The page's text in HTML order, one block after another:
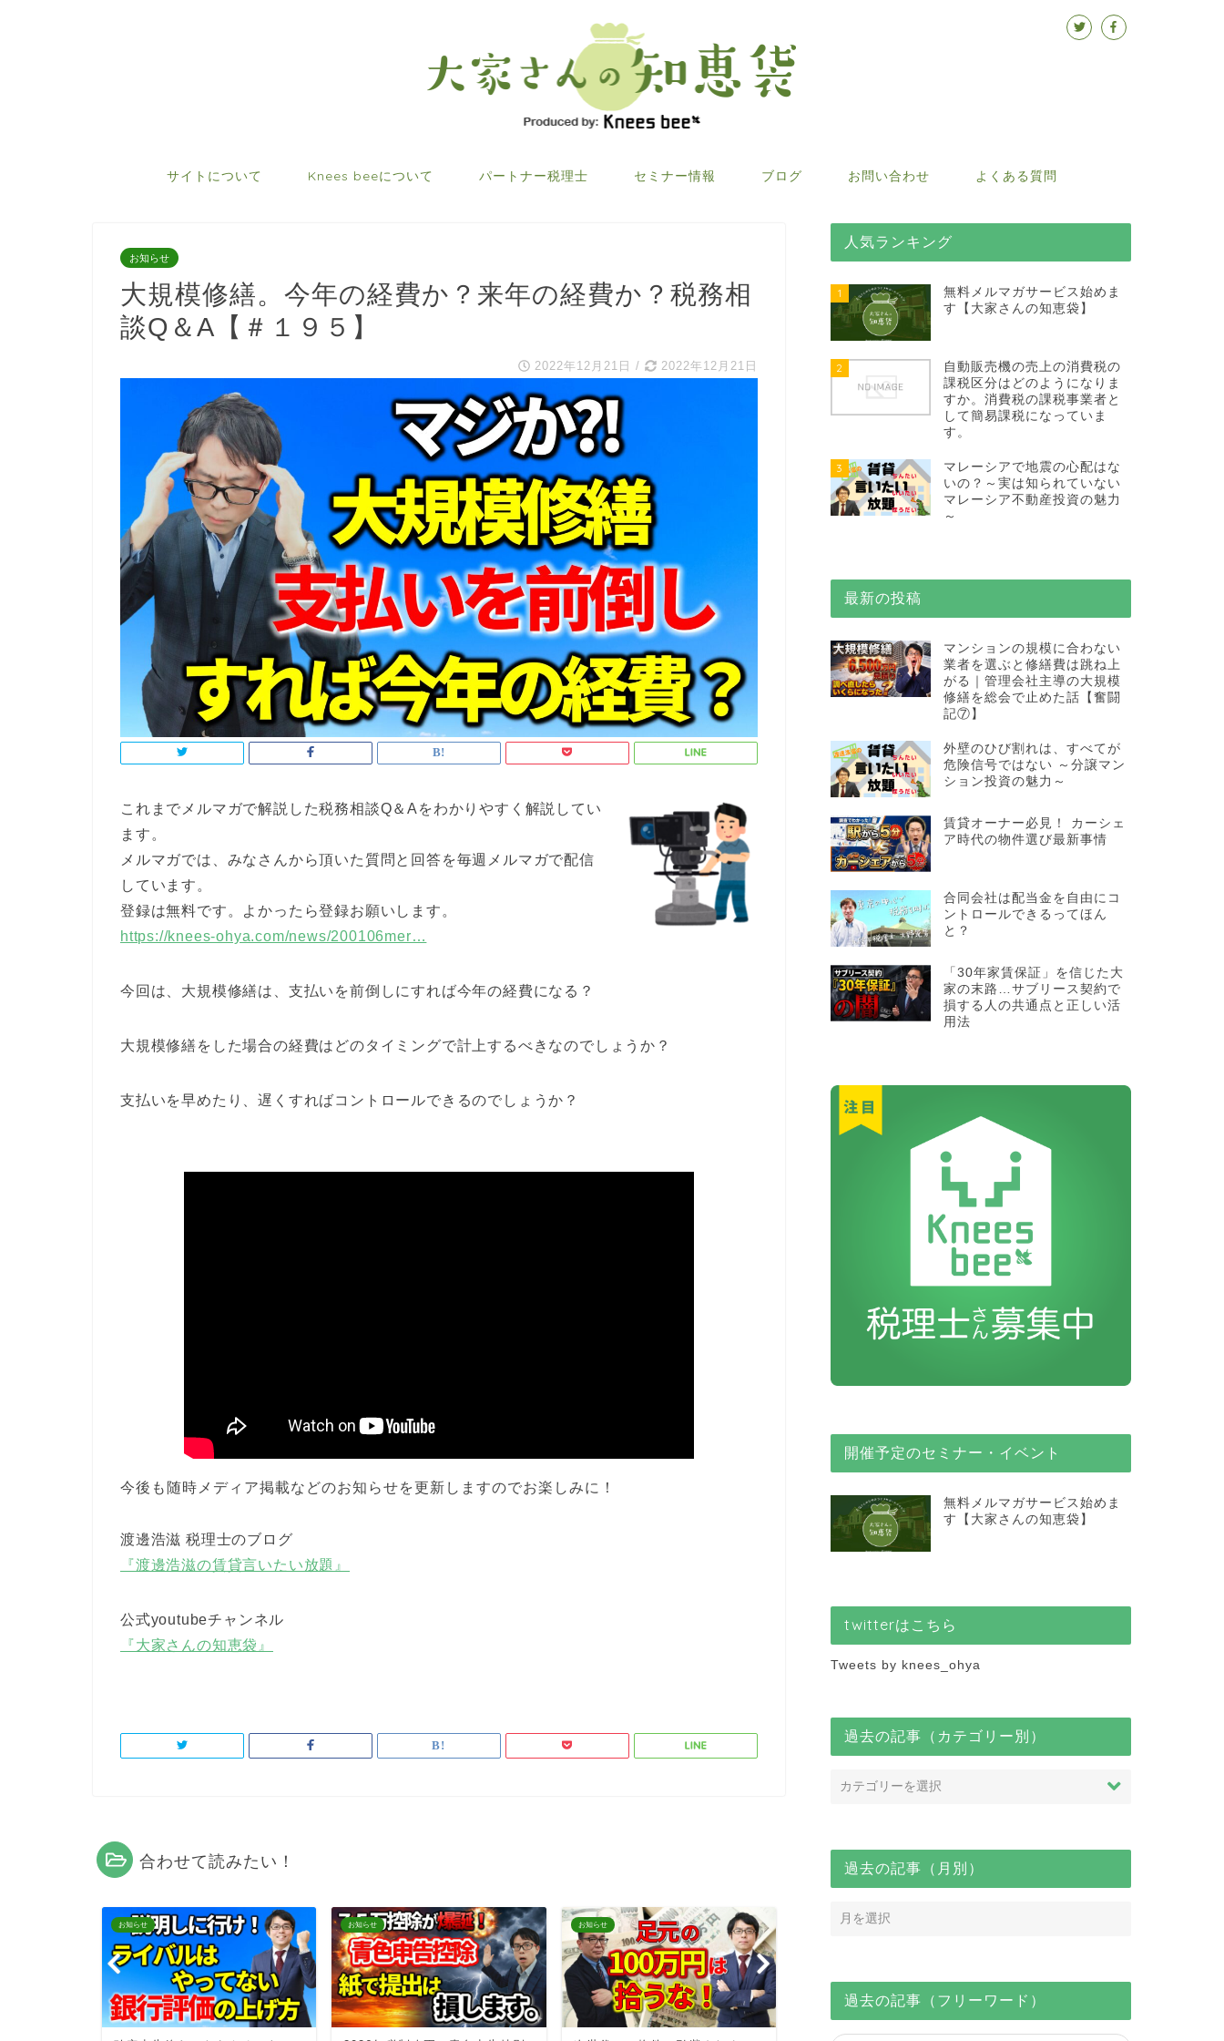
サイトについて Knees beeについて パートナー税理士 セミナー情報 ブログ お問い合わせ よくある質問
お知らせ
大規模修繕。今年の経費か？来年の経費か？税務相
談Q＆A【＃１９５】
2022年12月21日 / 2022年12月21日
これまでメルマガで解説した税務相談Q＆Aをわかりやすく解説してい
ます。
メルマガでは、みなさんから頂いた質問と回答を毎週メルマガで配信
しています。
登録は無料です。よかったら登録お願いします。
https://knees-ohya.com/news/200106mer…
今回は、大規模修繕は、支払いを前倒しにすれば今年の経費になる？
大規模修繕をした場合の経費はどのタイミングで計上するべきなのでしょうか？
支払いを早めたり、遅くすればコントロールできるのでしょうか？
今後も随時メディア掲載などのお知らせを更新しますのでお楽しみに！
渡邊浩滋 税理士のブログ
『渡邊浩滋の賃貸言いたい放題』
公式youtubeチャンネル
『大家さんの知恵袋』
合わせて読みたい！
お知らせ お知らせ お知らせ
人気ランキング
1
無料メルマガサービス始めま
す【大家さんの知恵袋】
2
自動販売機の売上の消費税の
課税区分はどのようになりま
すか。消費税の課税事業者と
して簡易課税になっていま
す。
3
マレーシアで地震の心配はな
いの？～実は知られていない
マレーシア不動産投資の魅力
～
最新の投稿
マンションの規模に合わない
業者を選ぶと修繕費は跳ね上
がる｜管理会社主導の大規模
修繕を総会で止めた話【奮闘
記⑦】
外壁のひび割れは、すべてが
危険信号ではない ～分譲マン
ション投資の魅力～
賃貸オーナー必見！ カーシェ
ア時代の物件選び最新事情
合同会社は配当金を自由にコ
ントロールできるってほん
と？
「30年家賃保証」を信じた大
家の末路…サブリース契約で
損する人の共通点と正しい活
用法
開催予定のセミナー・イベント
無料メルマガサービス始めま
す【大家さんの知恵袋】
twitterはこちら
Tweets by knees_ohya
過去の記事（カテゴリー別）
過去の記事（月別）
過去の記事（フリーワード）